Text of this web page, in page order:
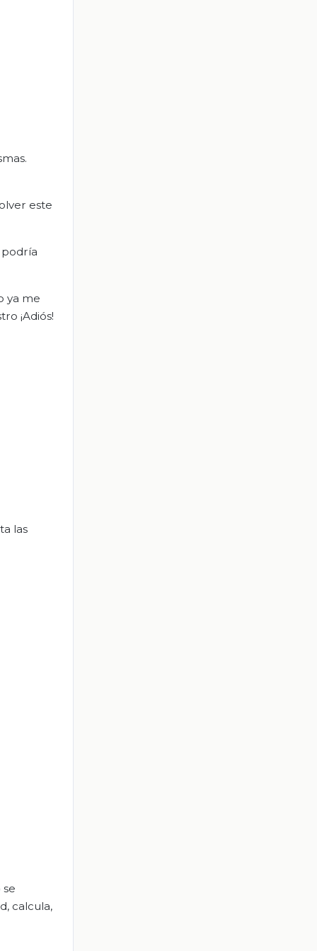
este
podría
ya me
¡Adiós!
las
calcula,